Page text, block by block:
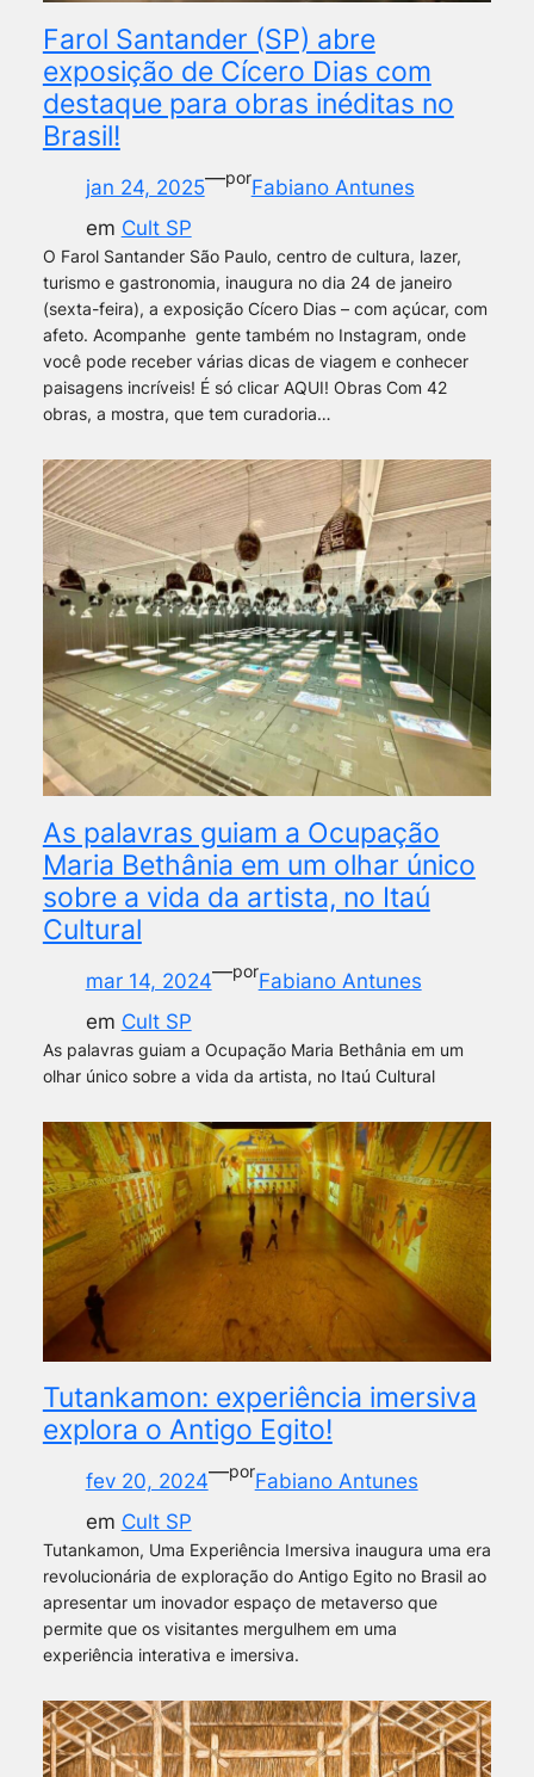
Farol Santander (SP) abre
exposição de Cícero Dias com
destaque para obras inéditas no
Brasil!
jan 24, 2025—porFabiano Antunes
em Cult SP
O Farol Santander São Paulo, centro de cultura, lazer,
turismo e gastronomia, inaugura no dia 24 de janeiro
(sexta-feira), a exposição Cícero Dias – com açúcar, com
afeto. Acompanhe gente também no Instagram, onde
você pode receber várias dicas de viagem e conhecer
paisagens incríveis! É só clicar AQUI! Obras Com 42
obras, a mostra, que tem curadoria…
As palavras guiam a Ocupação
Maria Bethânia em um olhar único
sobre a vida da artista, no Itaú
Cultural
mar 14, 2024—porFabiano Antunes
em Cult SP
As palavras guiam a Ocupação Maria Bethânia em um
olhar único sobre a vida da artista, no Itaú Cultural
Tutankamon: experiência imersiva
explora o Antigo Egito!
fev 20, 2024—porFabiano Antunes
em Cult SP
Tutankamon, Uma Experiência Imersiva inaugura uma era
revolucionária de exploração do Antigo Egito no Brasil ao
apresentar um inovador espaço de metaverso que
permite que os visitantes mergulhem em uma
experiência interativa e imersiva.